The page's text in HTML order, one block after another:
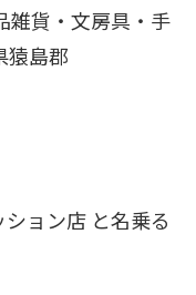
雑貨・文房具・手
猿島郡
ション店 と名乗る